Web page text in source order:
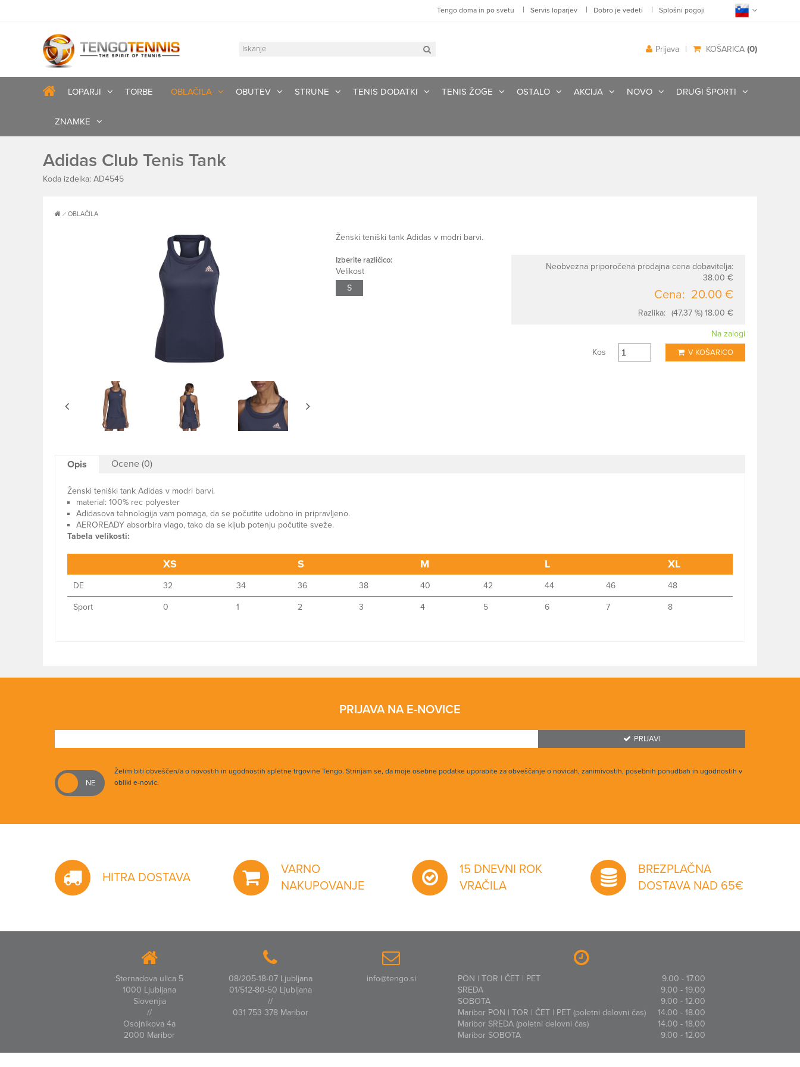
Tengo doma in po svetu | Servis loparjev | Dobro je vedeti | Splošni pogoji
KOŠARICA (0)
|
Prijava
LOPARJI TORBE OBLAČILA OBUTEV STRUNE TENIS DODATKI TENIS ŽOGE OSTALO AKCIJA NOVO DRUGI ŠPORTI
ZNAMKE
Adidas Club Tenis Tank
Koda izdelka: AD4545
OBLAČILA
Ženski teniški tank Adidas v modri barvi.
Izberite različico:
Velikost
S
Neobvezna priporočena prodajna cena dobavitelja:
38.00 €
Cena: 20.00 €
Razlika: (47.37 %) 18.00 €
Na zalogi
Kos
V KOŠARICO
Opis Ocene (0)
Ženski teniški tank Adidas v modri barvi.
material: 100% rec polyester
Adidasova tehnologija vam pomaga, da se počutite udobno in pripravljeno.
AEROREADY absorbira vlago, tako da se kljub potenju počutite sveže.
Tabela velikosti:
XS S M L XL
DE 32 34 36 38 40 42 44 46 48
Sport 0 1 2 3 4 5 6 7 8
PRIJAVA NA E-NOVICE
PRIJAVI
Želim biti obveščen/a o novostih in ugodnostih spletne trgovine Tengo. Strinjam se, da moje osebne podatke uporabite za obveščanje o novicah, zanimivostih, posebnih ponudbah in ugodnostih v
obliki e-novic.
HITRA DOSTAVA
VARNO
NAKUPOVANJE
15 DNEVNI ROK
VRAČILA
BREZPLAČNA
DOSTAVA NAD 65€
Sternadova ulica 5
1000 Ljubljana
Slovenjia
//
Osojnikova 4a
2000 Maribor
08/205-18-07 Ljubljana
01/512-80-50 Ljubljana
//
031 753 378 Maribor
info@tengo.si PON | TOR | ČET | PET
9.00 - 17.00
SREDA
9.00 - 19.00
SOBOTA
9.00 - 12.00
Maribor PON | TOR | ČET | PET (poletni delovni čas)
14.00 - 18.00
Maribor SREDA (poletni delovni čas)
14.00 - 18.00
Maribor SOBOTA
9.00 - 12.00